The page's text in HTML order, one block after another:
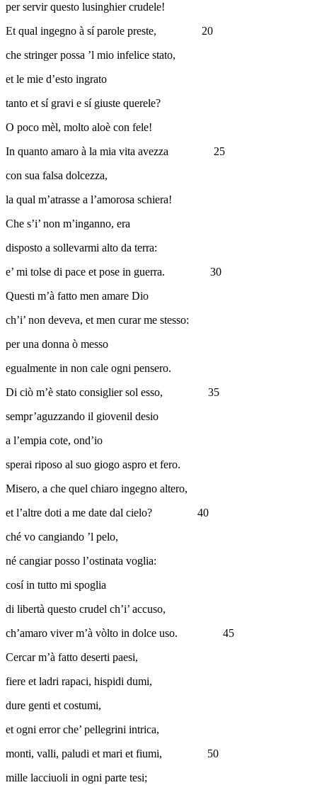
per servir questo lusinghier crudele!
Et qual ingegno à sí parole preste, 20
che stringer possa ’l mio infelice stato,
et le mie d’esto ingrato
tanto et sí gravi e sí giuste querele?
O poco mèl, molto aloè con fele!
In quanto amaro à la mia vita avezza 25
con sua falsa dolcezza,
la qual m’atrasse a l’amorosa schiera!
Che s’i’ non m’inganno, era
disposto a sollevarmi alto da terra:
e’ mi tolse di pace et pose in guerra. 30
Questi m’à fatto men amare Dio
ch’i’ non deveva, et men curar me stesso:
per una donna ò messo
egualmente in non cale ogni pensero.
Di ciò m’è stato consiglier sol esso, 35
sempr’aguzzando il giovenil desio
a l’empia cote, ond’io
sperai riposo al suo giogo aspro et fero.
Misero, a che quel chiaro ingegno altero,
et l’altre doti a me date dal cielo? 40
ché vo cangiando ’l pelo,
né cangiar posso l’ostinata voglia:
cosí in tutto mi spoglia
di libertà questo crudel ch’i’ accuso,
ch’amaro viver m’à vòlto in dolce uso. 45
Cercar m’à fatto deserti paesi,
fiere et ladri rapaci, hispidi dumi,
dure genti et costumi,
et ogni error che’ pellegrini intrica,
monti, valli, paludi et mari et fiumi, 50
mille lacciuoli in ogni parte tesi;